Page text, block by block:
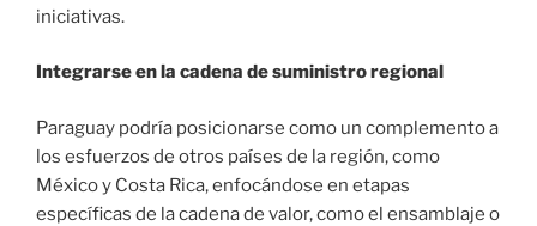
iniciativas.
Integrarse en la cadena de suministro regional
Paraguay podría posicionarse como un complemento a
los esfuerzos de otros países de la región, como
México y Costa Rica, enfocándose en etapas
específicas de la cadena de valor, como el ensamblaje o